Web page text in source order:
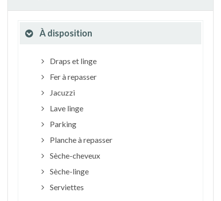
À disposition
Draps et linge
Fer à repasser
Jacuzzi
Lave linge
Parking
Planche à repasser
Sèche-cheveux
Sèche-linge
Serviettes